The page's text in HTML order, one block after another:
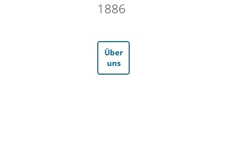
1886
Über
uns